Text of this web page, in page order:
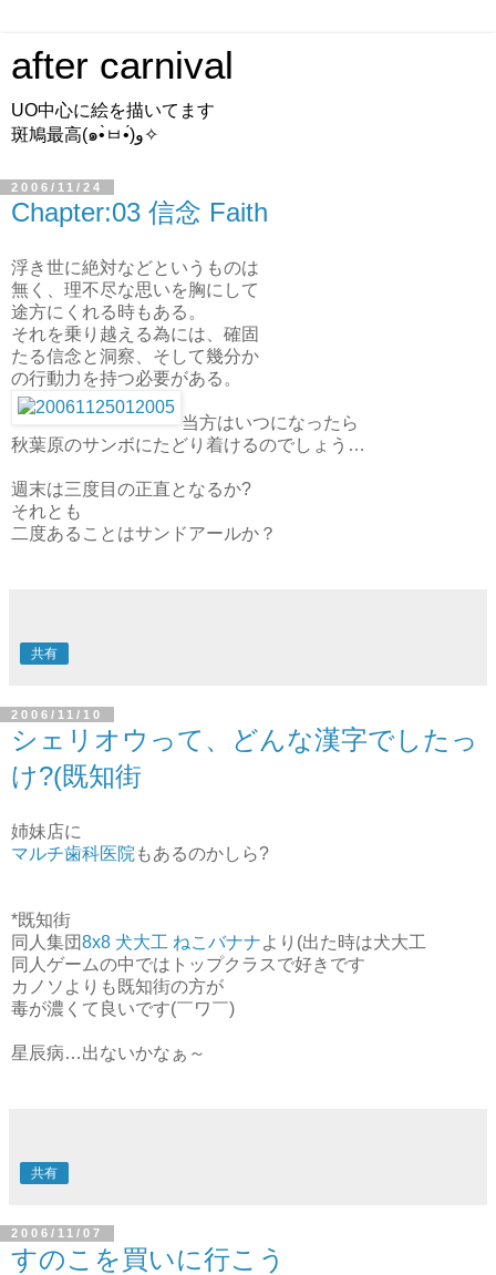
after carnival
UO中心に絵を描いてます
斑鳩最高(๑•̀ㅂ•́)و✧
2006/11/24
Chapter:03 信念 Faith
浮き世に絶対などというものは
無く、理不尽な思いを胸にして
途方にくれる時もある。
それを乗り越える為には、確固
たる信念と洞察、そして幾分か
の行動力を持つ必要がある。
当方はいつになったら
秋葉原のサンボにたどり着けるのでしょう…
週末は三度目の正直となるか?
それとも
二度あることはサンドアールか？
共有
2006/11/10
シェリオウって、どんな漢字でしたっ
け?(既知街
姉妹店に
マルチ歯科医院 もあるのかしら?
*既知街
同人集団8x8 犬大工 ねこバナナより(出た時は犬大工
同人ゲームの中ではトップクラスで好きです
カノソよりも既知街の方が
毒が濃くて良いです(￣ワ￣)
星辰病…出ないかなぁ～
共有
2006/11/07
すのこを買いに行こう